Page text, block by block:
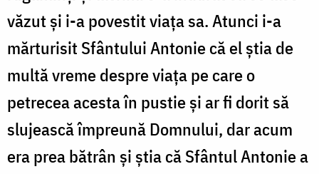
văzut și i-a povestit viața sa. Atunci i-a
mărturisit Sfântului Antonie că el știa de
multă vreme despre viața pe care o
petrecea acesta în pustie și ar fi dorit să
slujească împreună Domnului, dar acum
era prea bătrân și știa că Sfântul Antonie a